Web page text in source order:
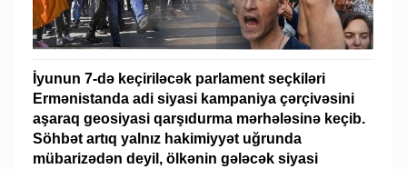
İyunun 7-də keçiriləcək parlament seçkiləri
Ermənistanda adi siyasi kampaniya çərçivəsini
aşaraq geosiyasi qarşıdurma mərhələsinə keçib.
Söhbət artıq yalnız hakimiyyət uğrunda
mübarizədən deyil, ölkənin gələcək siyasi